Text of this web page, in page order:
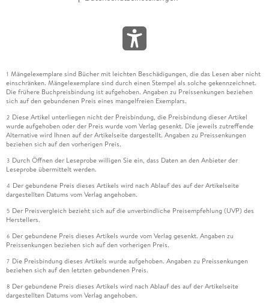
1 Mängelexemplare sind Bücher mit leichten Beschädigungen, die das Lesen aber nicht
einschränken. Mängelexemplare sind durch einen Stempel als solche gekennzeichnet.
Die frühere Buchpreisbindung ist aufgehoben. Angaben zu Preissenkungen beziehen
sich auf den gebundenen Preis eines mangelfreien Exemplars.
2 Diese Artikel unterliegen nicht der Preisbindung, die Preisbindung dieser Artikel
wurde aufgehoben oder der Preis wurde vom Verlag gesenkt. Die jeweils zutreffende
Alternative wird Ihnen auf der Artikelseite dargestellt. Angaben zu Preissenkungen
beziehen sich auf den vorherigen Preis.
3 Durch Öffnen der Leseprobe willigen Sie ein, dass Daten an den Anbieter der
Leseprobe übermittelt werden.
4 Der gebundene Preis dieses Artikels wird nach Ablauf des auf der Artikelseite
dargestellten Datums vom Verlag angehoben.
5 Der Preisvergleich bezieht sich auf die unverbindliche Preisempfehlung (UVP) des
Herstellers.
6 Der gebundene Preis dieses Artikels wurde vom Verlag gesenkt. Angaben zu
Preissenkungen beziehen sich auf den vorherigen Preis.
7 Die Preisbindung dieses Artikels wurde aufgehoben. Angaben zu Preissenkungen
beziehen sich auf den letzten gebundenen Preis.
8 Der gebundene Preis dieses Artikels wird nach Ablauf des auf der Artikelseite
dargestellten Datums vom Verlag angehoben.